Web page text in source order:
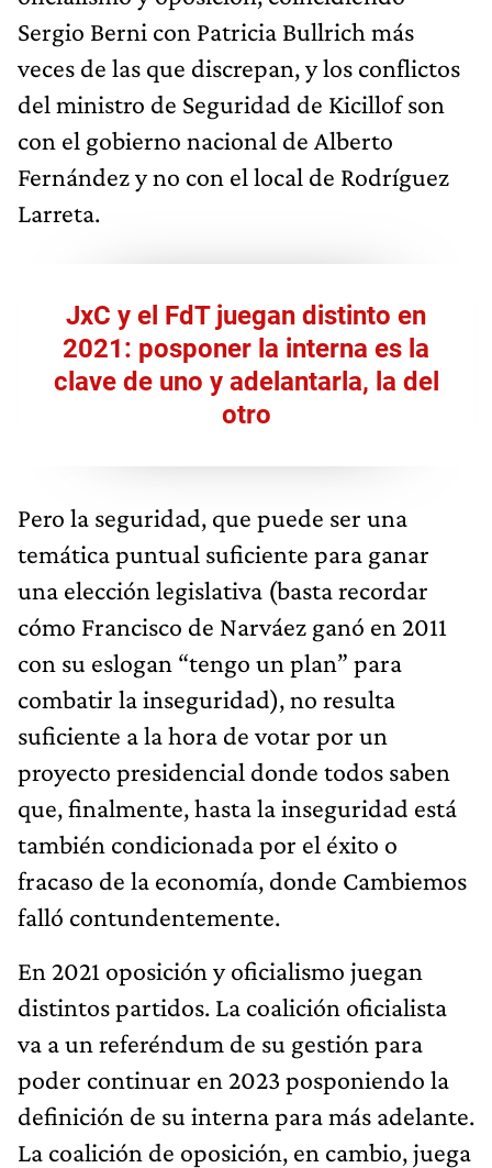
Sergio Berni con Patricia Bullrich más
veces de las que discrepan, y los conflictos
del ministro de Seguridad de Kicillof son
con el gobierno nacional de Alberto
Fernández y no con el local de Rodríguez
Larreta.
JxC y el FdT juegan distinto en
2021: posponer la interna es la
clave de uno y adelantarla, la del
otro
Pero la seguridad, que puede ser una
temática puntual suficiente para ganar
una elección legislativa (basta recordar
cómo Francisco de Narváez ganó en 2011
con su eslogan “tengo un plan” para
combatir la inseguridad), no resulta
suficiente a la hora de votar por un
proyecto presidencial donde todos saben
que, finalmente, hasta la inseguridad está
también condicionada por el éxito o
fracaso de la economía, donde Cambiemos
falló contundentemente.
En 2021 oposición y oficialismo juegan
distintos partidos. La coalición oficialista
va a un referéndum de su gestión para
poder continuar en 2023 posponiendo la
definición de su interna para más adelante.
La coalición de oposición, en cambio, juega